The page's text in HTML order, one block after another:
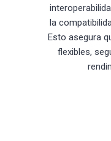
la
Esto asegura
flexibles,